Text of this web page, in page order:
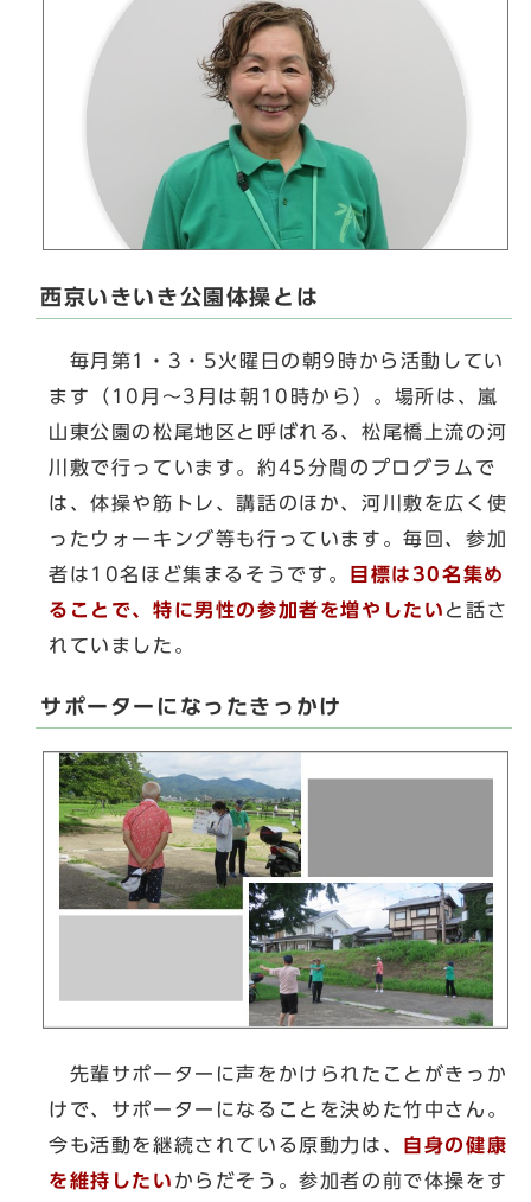
西京いきいき公園体操とは
毎月第1・3・5火曜日の朝9時から活動してい
ます（10月～3月は朝10時から）。場所は、嵐
山東公園の松尾地区と呼ばれる、松尾橋上流の河
川敷で行っています。約45分間のプログラムで
は、体操や筋トレ、講話のほか、河川敷を広く使
ったウォーキング等も行っています。毎回、参加
者は10名ほど集まるそうです。
目標は30名集め
ることで、特に男性の参加者を増やしたい と話さ
れていました。
サポーターになったきっかけ
先輩サポーターに声をかけられたことがきっか
けで、サポーターになることを決めた竹中さん。
今も活動を継続されている原動力は、
自身の健康
を維持したい からだそう。参加者の前で体操をす